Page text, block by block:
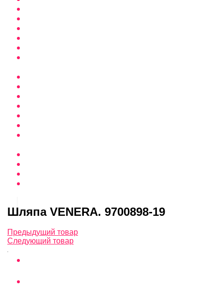
Шляпа VENERA. 9700898-19
Предыдущий товар
Следующий товар